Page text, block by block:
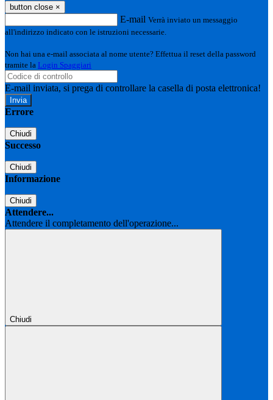
button close ×
E-mail Verrà inviato un messaggio
all'indirizzo indicato con le istruzioni necessarie.
Non hai una e-mail associata al nome utente? Effettua il reset della password
tramite la Login Spaggiari
E-mail inviata, si prega di controllare la casella di posta elettronica!
Errore
Chiudi
Successo
Chiudi
Informazione
Chiudi
Attendere...
Attendere il completamento dell'operazione...
Chiudi